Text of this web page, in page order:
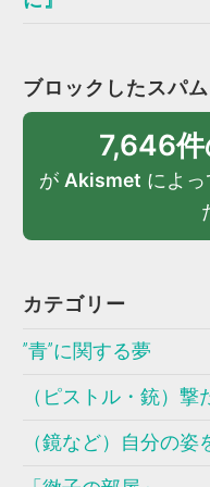
ブロックしたスパム
7,646
が Akismet によ
カテゴリー
”青”に関する夢
（ピストル・銃）撃
（鏡など）自分の姿